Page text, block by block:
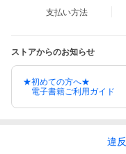
支払い方法
ストアからのお知らせ
★初めての方へ★
電子書籍ご利用ガイド
違反